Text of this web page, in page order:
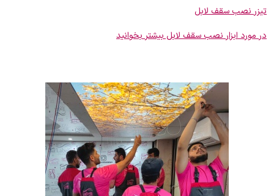
تیزر نصب سقف لابل
در مورد ابزار نصب سقف لابل بیشتر بخوانید